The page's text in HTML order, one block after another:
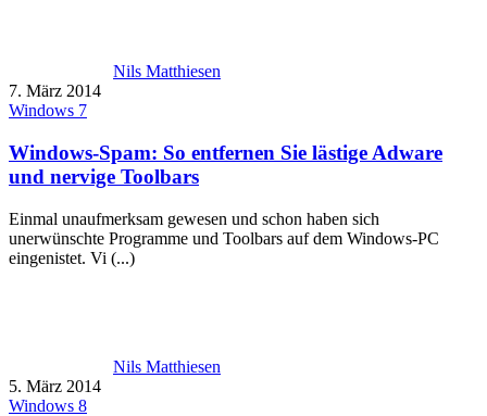
Nils Matthiesen
7. März 2014
Windows 7
Windows-Spam: So entfernen Sie lästige Adware
und nervige Toolbars
Einmal unaufmerksam gewesen und schon haben sich
unerwünschte Programme und Toolbars auf dem Windows-PC
eingenistet. Vi (...)
Nils Matthiesen
5. März 2014
Windows 8